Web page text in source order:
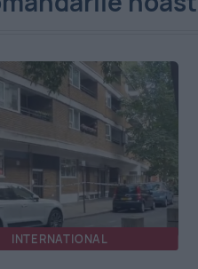
INTERNATIONAL